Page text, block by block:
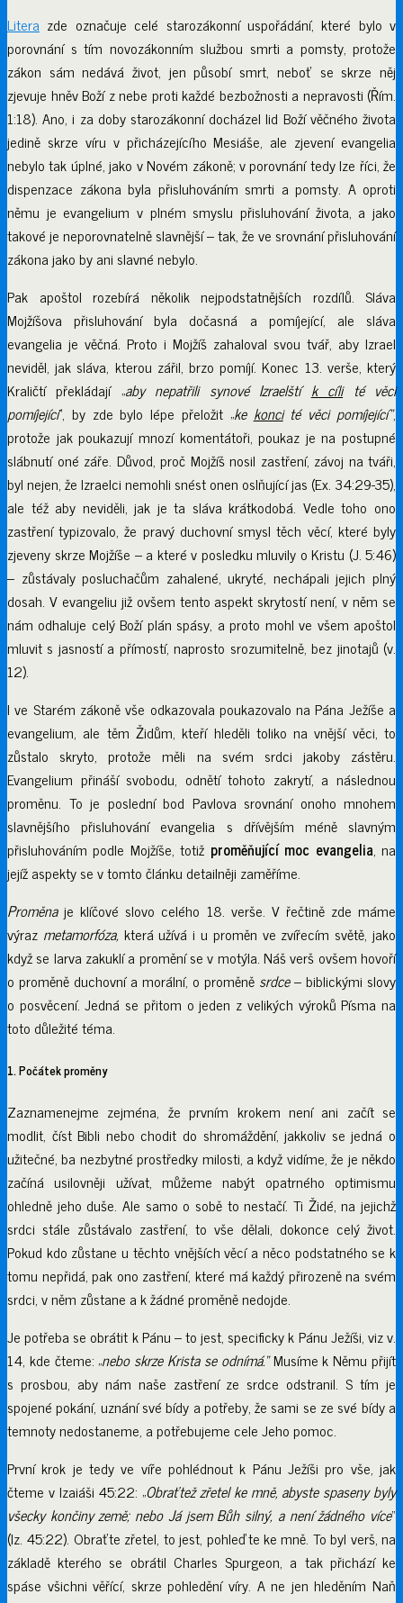
Litera zde označuje celé starozákonní uspořádání, které bylo v
porovnání s tím novozákonním službou smrti a pomsty, protože
zákon sám nedává život, jen působí smrt, neboť se skrze něj
zjevuje hněv Boží z nebe proti každé bezbožnosti a nepravosti (Řím.
1:18). Ano, i za doby starozákonní docházel lid Boží věčného života
jedině skrze víru v přicházejícího Mesiáše, ale zjevení evangelia
nebylo tak úplné, jako v Novém zákoně; v porovnání tedy lze říci, že
dispenzace zákona byla přisluhováním smrti a pomsty. A oproti
němu je evangelium v plném smyslu přisluhování života, a jako
takové je neporovnatelně slavnější – tak, že ve srovnání přisluhování
zákona jako by ani slavné nebylo.
Pak apoštol rozebírá několik nejpodstatnějších rozdílů. Sláva
Mojžíšova přisluhování byla dočasná a pomíjející, ale sláva
evangelia je věčná. Proto i Mojžíš zahaloval svou tvář, aby Izrael
neviděl, jak sláva, kterou zářil, brzo pomíjí. Konec 13. verše, který
Kraličtí překládají „aby nepatřili synové Izraelští k cílité věci
pomíjející“, by zde bylo lépe přeložit „ke koncité věci pomíjející“,
protože jak poukazují mnozí komentátoři, poukaz je na postupné
slábnutí oné záře. Důvod, proč Mojžíš nosil zastření, závoj na tváři,
byl nejen, že Izraelci nemohli snést onen oslňující jas (Ex. 34:29-35),
ale též aby neviděli, jak je ta sláva krátkodobá. Vedle toho ono
zastření typizovalo, že pravý duchovní smysl těch věcí, které byly
zjeveny skrze Mojžíše – a které v posledku mluvily o Kristu (J. 5:46)
– zůstávaly posluchačům zahalené, ukryté, nechápali jejich plný
dosah. V evangeliu již ovšem tento aspekt skrytostí není, v něm se
nám odhaluje celý Boží plán spásy, a proto mohl ve všem apoštol
mluvit s jasností a přímostí, naprosto srozumitelně, bez jinotajů (v.
12).
I ve Starém zákoně vše odkazovala poukazovalo na Pána Ježíše a
evangelium, ale těm Židům, kteří hleděli toliko na vnější věci, to
zůstalo skryto, protože měli na svém srdci jakoby zástěru.
Evangelium přináší svobodu, odnětí tohoto zakrytí, a následnou
proměnu. To je poslední bod Pavlova srovnání onoho mnohem
slavnějšího přisluhování evangelia s dřívějším méně slavným
přisluhováním podle Mojžíše, totiž proměňující moc evangelia, na
jejíž aspekty se v tomto článku detailněji zaměříme.
Proměnaje klíčové slovo celého 18. verše. V řečtině zde máme
výraz metamorfóza, která užívá i u proměn ve zvířecím světě, jako
když se larva zakuklí a promění se v motýla. Náš verš ovšem hovoří
o proměně duchovní a morální, o proměně srdce– biblickými slovy
o posvěcení. Jedná se přitom o jeden z velikých výroků Písma na
toto důležité téma.
1. Počátek proměny
Zaznamenejme zejména, že prvním krokem není ani začít se
modlit, číst Bibli nebo chodit do shromáždění, jakkoliv se jedná o
užitečné, ba nezbytné prostředky milosti, a když vidíme, že je někdo
začíná usilovněji užívat, můžeme nabýt opatrného optimismu
ohledně jeho duše. Ale samo o sobě to nestačí. Ti Židé, na jejichž
srdci stále zůstávalo zastření, to vše dělali, dokonce celý život.
Pokud kdo zůstane u těchto vnějších věcí a něco podstatného se k
tomu nepřidá, pak ono zastření, které má každý přirozeně na svém
srdci, v něm zůstane a k žádné proměně nedojde.
Je potřeba se obrátit k Pánu – to jest, specificky k Pánu Ježíši, viz v.
14, kde čteme: „nebo skrze Krista se odnímá.“Musíme k Němu přijít
s prosbou, aby nám naše zastření ze srdce odstranil. S tím je
spojené pokání, uznání své bídy a potřeby, že sami se ze své bídy a
temnoty nedostaneme, a potřebujeme cele Jeho pomoc.
První krok je tedy ve víře pohlédnout k Pánu Ježíši pro vše, jak
čteme v Izaiáši 45:22: „Obraťtež zřetel ke mně, abyste spaseny byly
všecky končiny země; nebo Já jsem Bůh silný, a není žádného více“
(Iz. 45:22). Obraťte zřetel, to jest, pohleďte ke mně. To byl verš, na
základě kterého se obrátil Charles Spurgeon, a tak přichází ke
spáse všichni věřící, skrze pohledění víry. A ne jen hleděním Naň